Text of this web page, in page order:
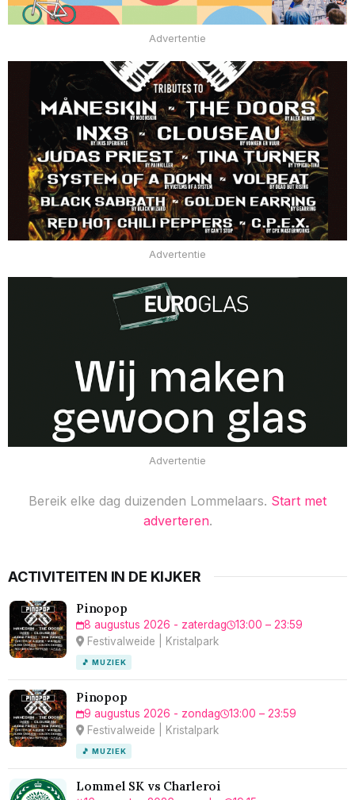
Advertentie
Advertentie
Advertentie
Bereik elke dag duizenden Lommelaars. Start met
adverteren.
ACTIVITEITEN IN DE KIJKER
Pinopop
8 augustus 2026 - zaterdag
13:00 – 23:59
Festivalweide | Kristalpark
🎵 MUZIEK
Pinopop
9 augustus 2026 - zondag
13:00 – 23:59
Festivalweide | Kristalpark
🎵 MUZIEK
Lommel SK vs Charleroi